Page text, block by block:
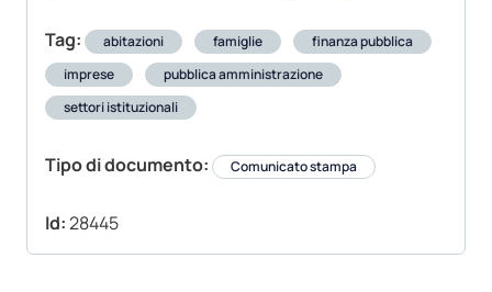
Tag: abitazioni famiglie
finanza pubblica
imprese
pubblica amministrazione
settori istituzionali
Tipo di documento: Comunicato stampa
Id:28445